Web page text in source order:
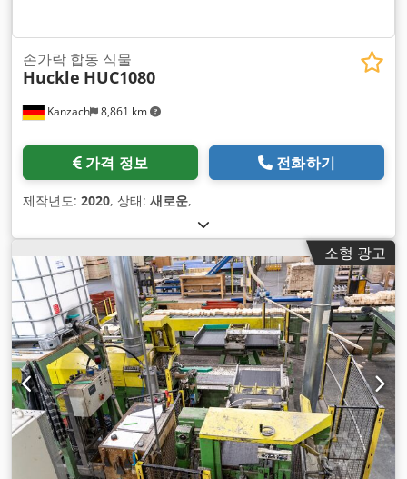
Kanzach 8,861 km
손가락 합동 식물
Huckle HUC1080
가격 정보 전화하기
제작년도: 2020, 상태: 새로운,
소형 광고